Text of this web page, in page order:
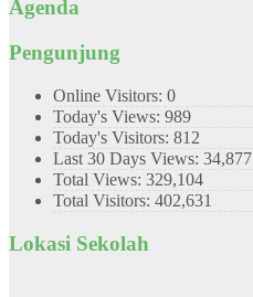
Agenda
Pengunjung
Online Visitors: 0
Today's Views: 989
Today's Visitors: 812
Last 30 Days Views: 34,877
Total Views: 329,104
Total Visitors: 402,631
Lokasi Sekolah